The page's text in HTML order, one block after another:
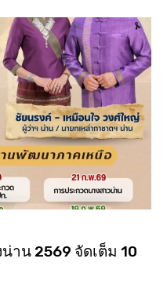
าน 2569 จัดเต็ม 10